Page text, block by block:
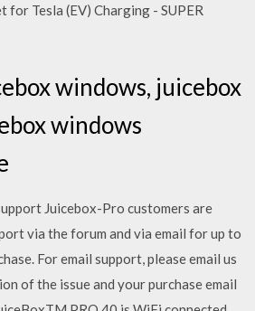
Tesla (EV) Charging - SUPER
windows, juicebox
windows
Juicebox-Pro customers are
via the forum and via email for up to
For email support, please email us
of the issue and your purchase email